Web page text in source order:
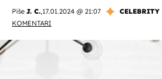
Piše J. C.,17.01.2024 @ 21:07
CELEBRITY
KOMENTARI
OMOGUĆI